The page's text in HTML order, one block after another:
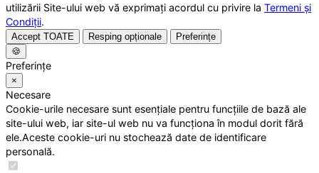
utilizării Site-ului web vă exprimați acordul cu privire la Termeni și
Condiții.
Accept TOATE Resping opționale
Preferințe
🍪
Preferințe
×
Necesare
Cookie-urile necesare sunt esențiale pentru funcțiile de bază ale
site-ului web, iar site-ul web nu va funcționa în modul dorit fără
ele.Aceste cookie-uri nu stochează date de identificare
personală.